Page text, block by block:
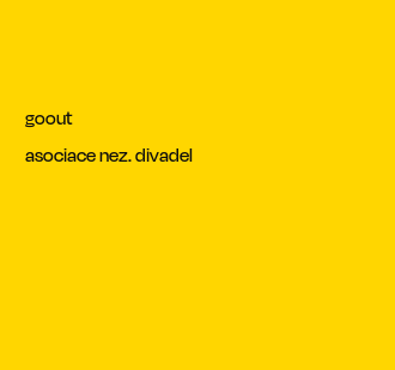
goout
asociace nez. divadel